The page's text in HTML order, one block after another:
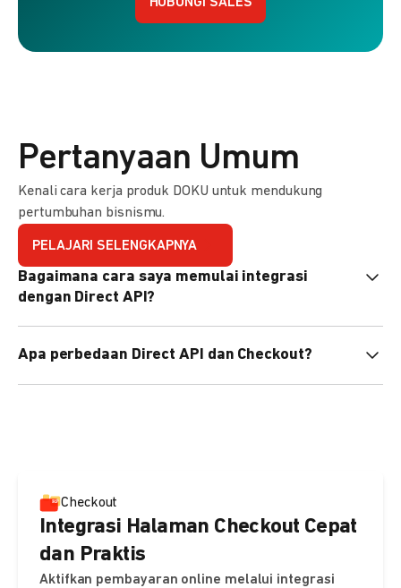
HUBUNGI SALES
Pertanyaan Umum
Kenali cara kerja produk DOKU untuk mendukung
pertumbuhan bisnismu.
PELAJARI SELENGKAPNYA
Bagaimana cara saya memulai integrasi
dengan Direct API?
pemrograman untuk membantu integrasi Anda. Pelajari
Apa perbedaan Direct API dan Checkout?
Checkout
Integrasi Halaman Checkout Cepat
dan Praktis
Aktifkan pembayaran online melalui integrasi